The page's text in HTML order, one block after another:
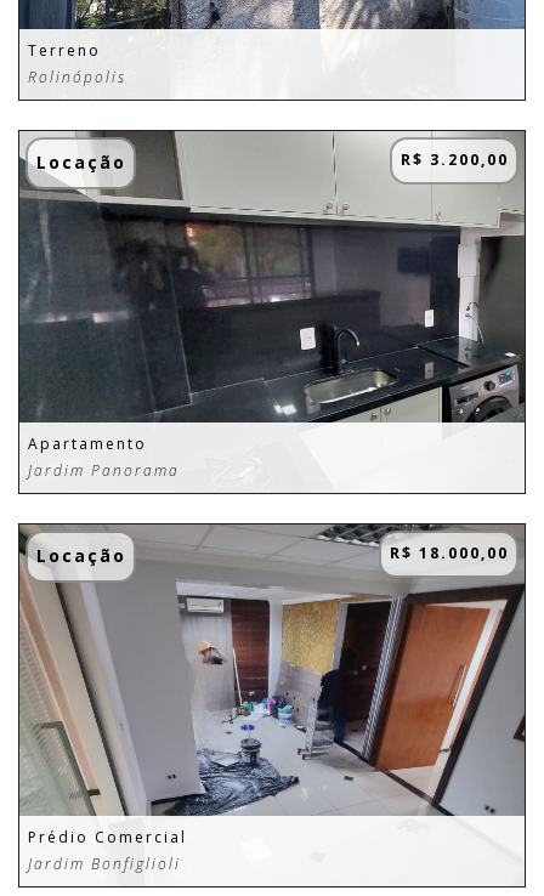
Terreno
Rolinópolis
Locação R$ 3.200,00
Apartamento
Jardim Panorama
Locação R$ 18.000,00
Prédio Comercial
Jardim Bonfiglioli